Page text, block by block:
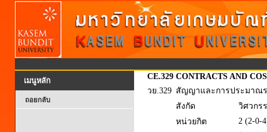
เมนูหลัก
ถอยกลับ
CE.329 CONTRACTS AND
วย.329 สัญญาและการประมาณ
สังกัด
วิศวกร
หน่วยกิต
2 (2-0-